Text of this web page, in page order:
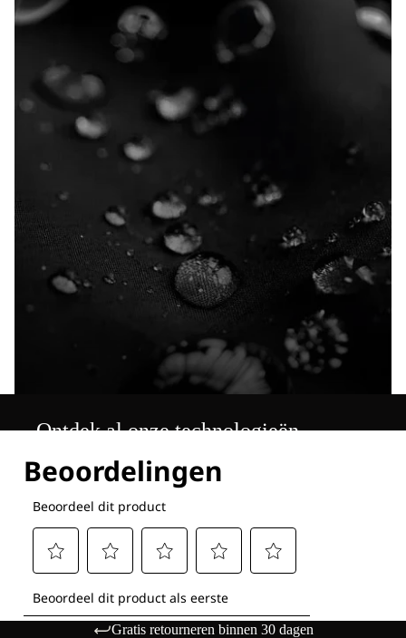
Ontdek al onze technologieën
Gratis retourneren binnen 30 dagen